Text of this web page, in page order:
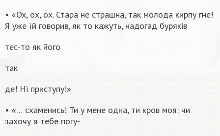
• «Ox, ox, ox. Стара не страшна, так молода кирпу гне!
Я уже їй говорив, як то кажуть, надогад буряків
тес-то як його
так
де! Ні приступу!»
• «… схаменись! Ти у мене одна, ти кров моя: чи
захочу я тебе погу-